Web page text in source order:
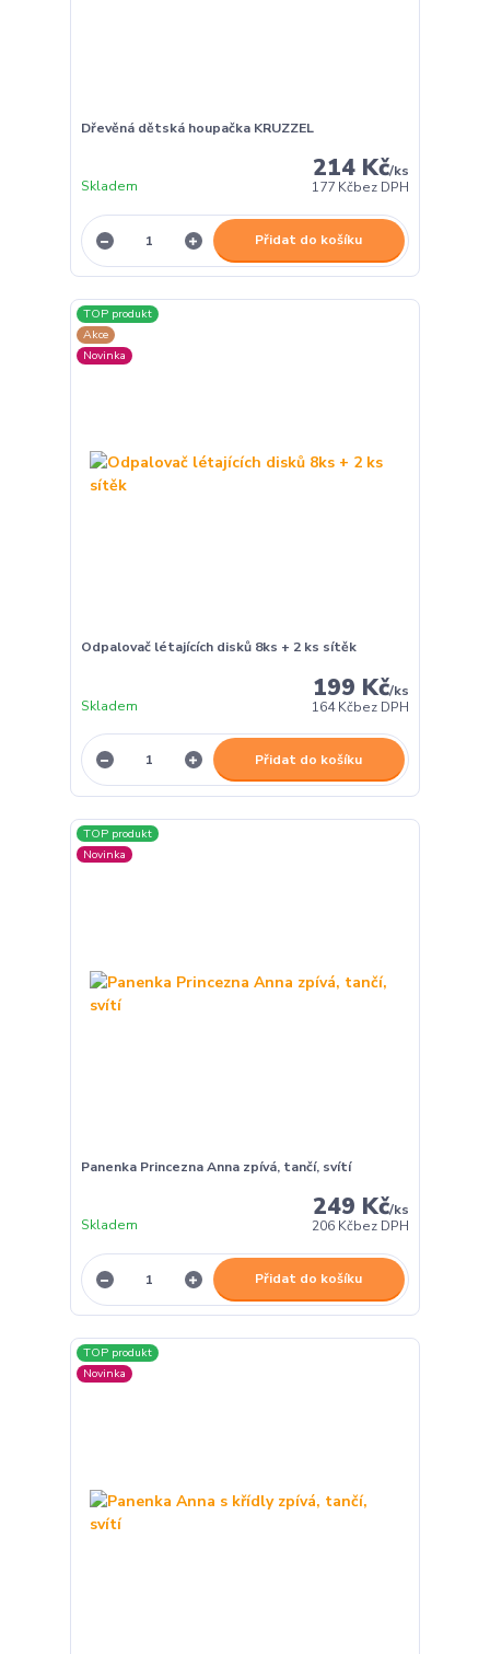
Dřevěná dětská houpačka KRUZZEL
214 Kč/ks
177 Kčbez DPH
Skladem
Přidat do košíku
TOP produkt
Akce
Novinka
Odpalovač létajících disků 8ks + 2 ks sítěk
199 Kč/ks
164 Kčbez DPH
Skladem
Přidat do košíku
TOP produkt
Novinka
Panenka Princezna Anna zpívá, tančí, svítí
249 Kč/ks
206 Kčbez DPH
Skladem
Přidat do košíku
TOP produkt
Novinka